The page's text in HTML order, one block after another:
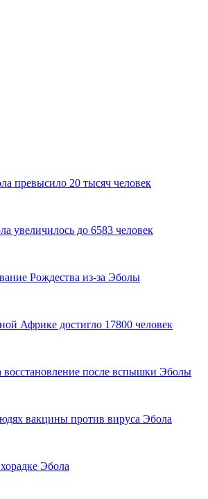
превысило 20 тысяч человек
увеличилось до 6583 человек
Рождества из-за Эболы
Африке достигло 17800 человек
после вспышки Эболы
вакцины против вируса Эбола
Эбола